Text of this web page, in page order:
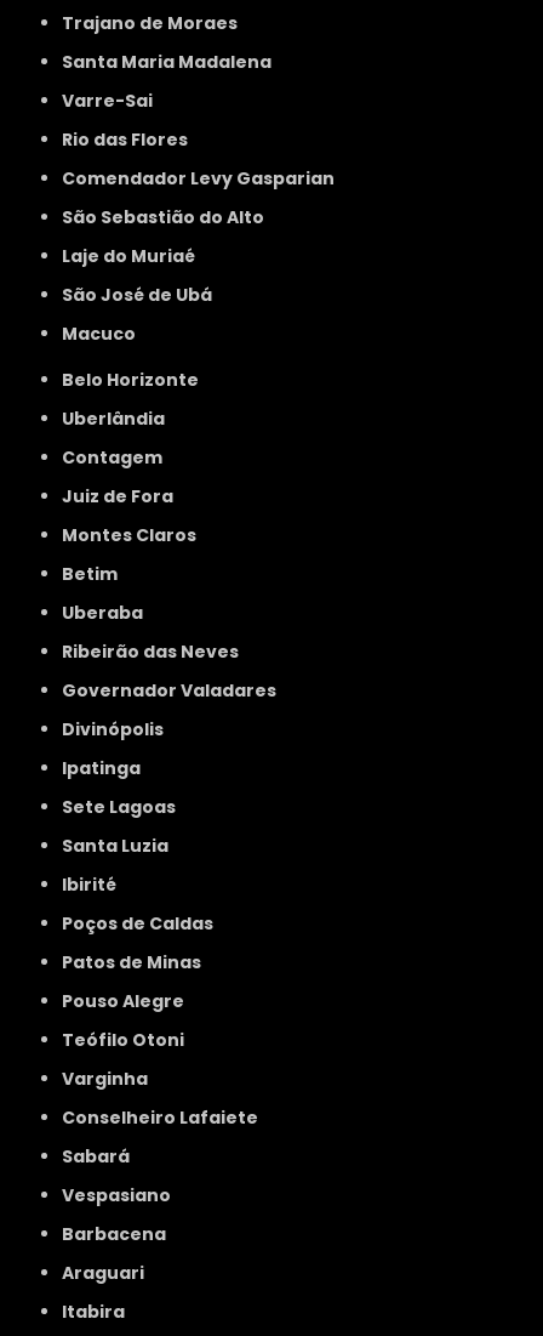
Trajano de Moraes
Santa Maria Madalena
Varre-Sai
Rio das Flores
Comendador Levy Gasparian
São Sebastião do Alto
Laje do Muriaé
São José de Ubá
Macuco
Belo Horizonte
Uberlândia
Contagem
Juiz de Fora
Montes Claros
Betim
Uberaba
Ribeirão das Neves
Governador Valadares
Divinópolis
Ipatinga
Sete Lagoas
Santa Luzia
Ibirité
Poços de Caldas
Patos de Minas
Pouso Alegre
Teófilo Otoni
Varginha
Conselheiro Lafaiete
Sabará
Vespasiano
Barbacena
Araguari
Itabira